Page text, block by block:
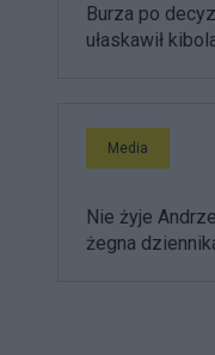
Burza po
ułaskawił
Media
Nie żyje
żegna